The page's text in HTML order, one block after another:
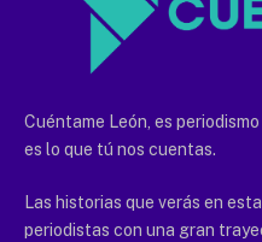
Cuéntame León, es
es lo que tú nos cuentas.
Las historias que verás en
periodistas con una gran